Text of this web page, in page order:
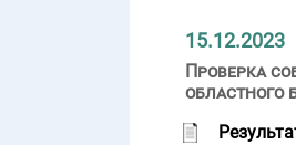
15.12.2023
Проверка
областного